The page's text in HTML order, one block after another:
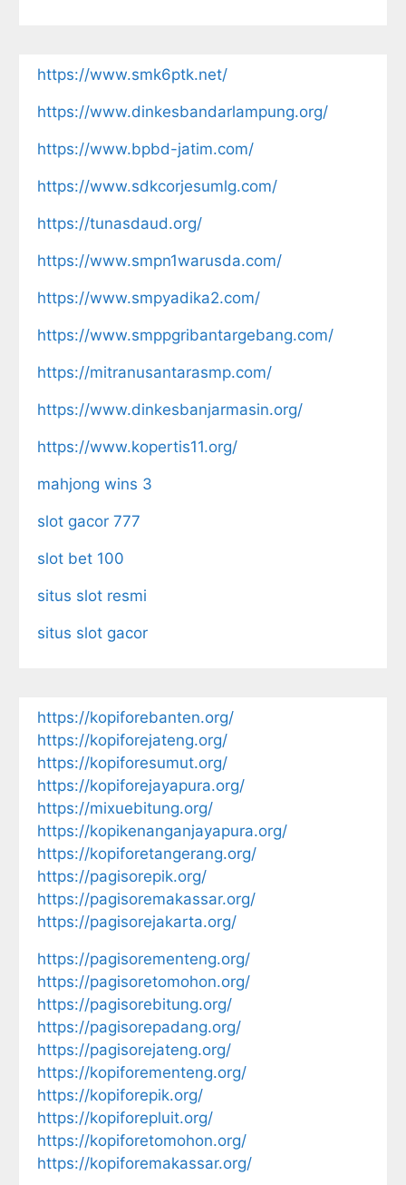
https://www.smk6ptk.net/
https://www.dinkesbandarlampung.org/
https://www.bpbd-jatim.com/
https://www.sdkcorjesumlg.com/
https://tunasdaud.org/
https://www.smpn1warusda.com/
https://www.smpyadika2.com/
https://www.smppgribantargebang.com/
https://mitranusantarasmp.com/
https://www.dinkesbanjarmasin.org/
https://www.kopertis11.org/
mahjong wins 3
slot gacor 777
slot bet 100
situs slot resmi
situs slot gacor
https://kopiforebanten.org/
https://kopiforejateng.org/
https://kopiforesumut.org/
https://kopiforejayapura.org/
https://mixuebitung.org/
https://kopikenanganjayapura.org/
https://kopiforetangerang.org/
https://pagisorepik.org/
https://pagisoremakassar.org/
https://pagisorejakarta.org/
https://pagisorementeng.org/
https://pagisoretomohon.org/
https://pagisorebitung.org/
https://pagisorepadang.org/
https://pagisorejateng.org/
https://kopiforementeng.org/
https://kopiforepik.org/
https://kopiforepluit.org/
https://kopiforetomohon.org/
https://kopiforemakassar.org/